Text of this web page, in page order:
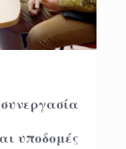
υποδομές